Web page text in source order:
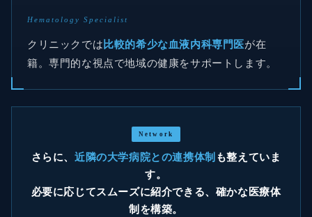
Hematology Specialist
クリニックでは 比較的希少な血液内科専門医が在
籍。専門的な視点で地域の健康をサポートします。
Network
さらに、 近隣の大学病院との連携体制 も整えていま
す。
必要に応じてスムーズに紹介できる、確かな医療体
制を構築。